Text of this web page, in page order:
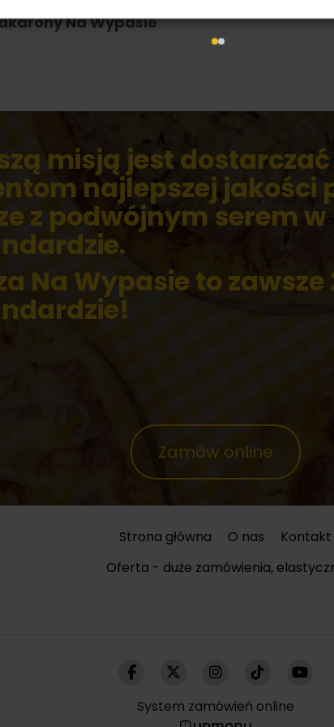
Na Wypasie
misją jest
najlepszej jakości
z podwójnym serem w
Na Wypasie to zawsze
Zamów online
Strona główna O nas Kontakt
Oferta - duże zamówienia,
System zamówień online